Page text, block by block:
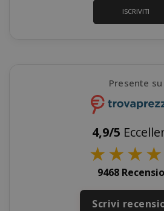
ISCRIVITI
Presente su
4,9/5
★★★★
9468
Scrivi
section_data_ids